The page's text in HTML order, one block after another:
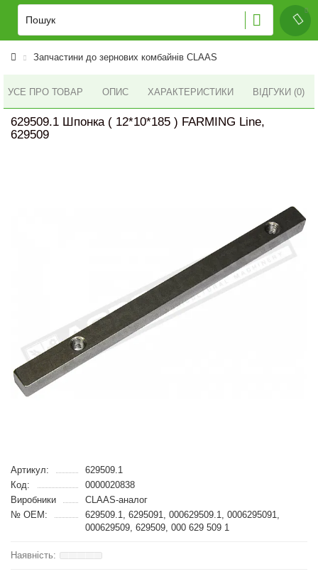
Запчастини до зернових комбайнів CLAAS
УСЕ ПРО ТОВАР ОПИС ХАРАКТЕРИСТИКИ ВІДГУКИ (0)
629509.1 Шпонка ( 12*10*185 ) FARMING Line,
629509
Артикул:
629509.1
Код:
0000020838
Виробники
CLAAS-аналог
№ OEM:
629509.1, 6295091, 000629509.1, 0006295091,
000629509, 629509, 000 629 509 1